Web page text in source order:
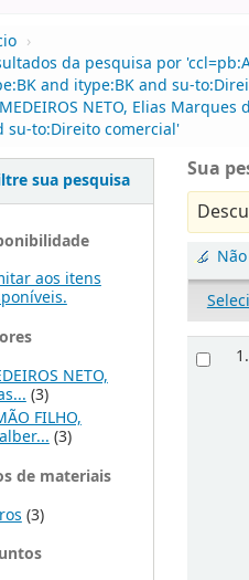
›
da pesquisa por
and itype:BK and su-
NETO, Elias
su-to:Direito comercial'
sua pesquisa
aos itens
NETO,
(3)
FILHO,
(3)
de materiais
(3)
Sua
1.